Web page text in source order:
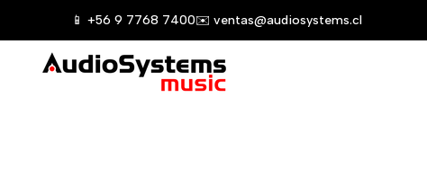
📱 +56 9 7768 7400✉️ ventas@audiosystems.cl